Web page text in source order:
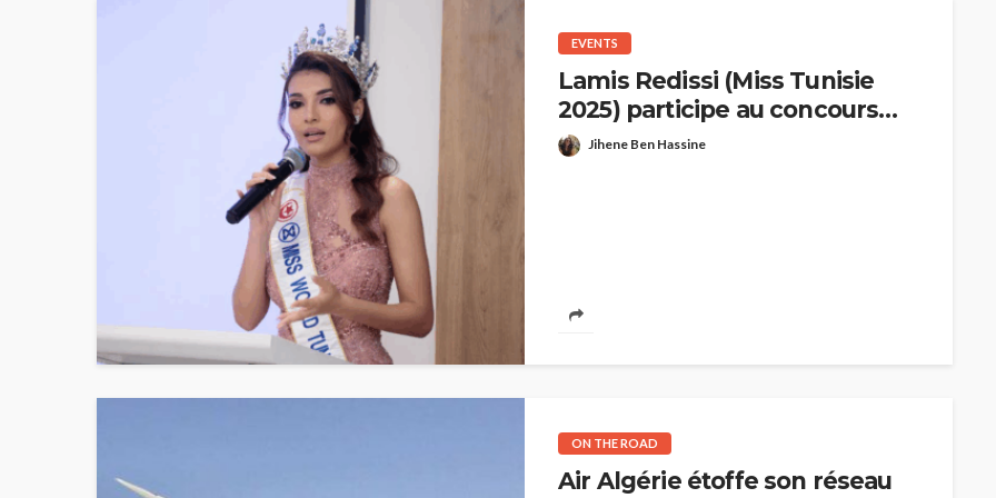
EVENTS
Lamis Redissi (Miss Tunisie
2025) participe au concours
Miss World
Jihene Ben Hassine
ON THE ROAD
Air Algérie étoffe son réseau